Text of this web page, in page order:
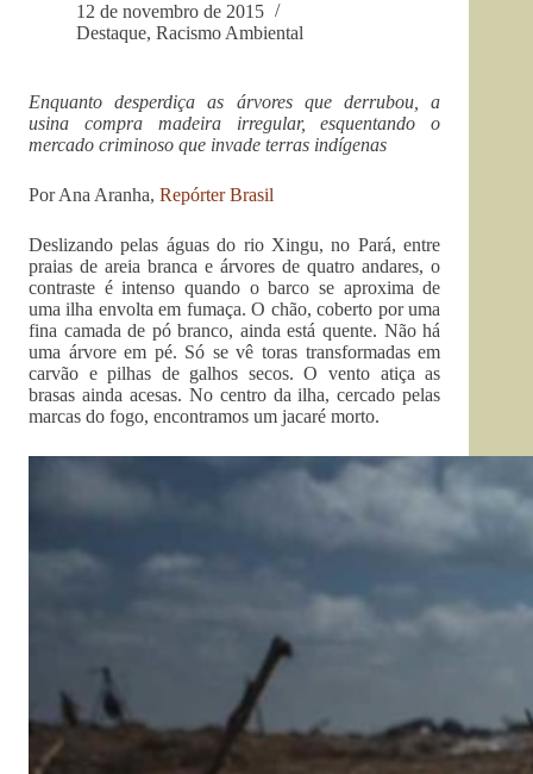
12 de novembro de 2015
Destaque, Racismo Ambiental
Enquanto desperdiça as árvores que derrubou, a
usina compra madeira irregular, esquentando o
mercado criminoso que invade terras indígenas
Por Ana Aranha, Repórter Brasil
Deslizando pelas águas do rio Xingu, no Pará, entre
praias de areia branca e árvores de quatro andares, o
contraste é intenso quando o barco se aproxima de
uma ilha envolta em fumaça. O chão, coberto por uma
fina camada de pó branco, ainda está quente. Não há
uma árvore em pé. Só se vê toras transformadas em
carvão e pilhas de galhos secos. O vento atiça as
brasas ainda acesas. No centro da ilha, cercado pelas
marcas do fogo, encontramos um jacaré morto.